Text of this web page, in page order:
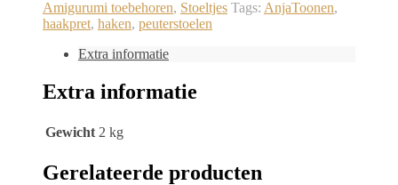
Amigurumi toebehoren, Stoeltjes Tags: AnjaToonen,
haakpret, haken, peuterstoelen
Extra informatie
Extra informatie
Gewicht 2 kg
Gerelateerde producten